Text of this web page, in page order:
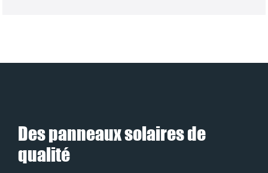
Des panneaux solaires de
qualité